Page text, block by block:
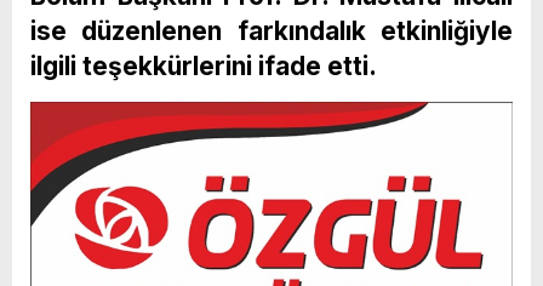
ise düzenlenen farkındalık etkinliğiyle
ilgili teşekkürlerini ifade etti.